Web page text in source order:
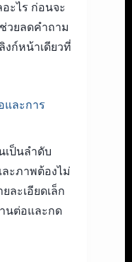
ะไร ก่อนจะ
วยลดคำถาม
ก์หน้าเดียวที่
และการ
เป็นลำดับ
ะภาพต้องไม่
ละเอียดเล็ก
นต่อและกด